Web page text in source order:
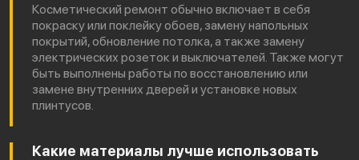
Косметический ремонт обычно включает в себя
покраску или поклейку обоев, замену напольных
покрытий, обновление потолка, а также замену
электрических розеток и выключателей. Также могут
быть выполнены работы по восстановлению или
замене внутренних дверей и установке новых
плинтусов.
Какие материалы лучше использовать